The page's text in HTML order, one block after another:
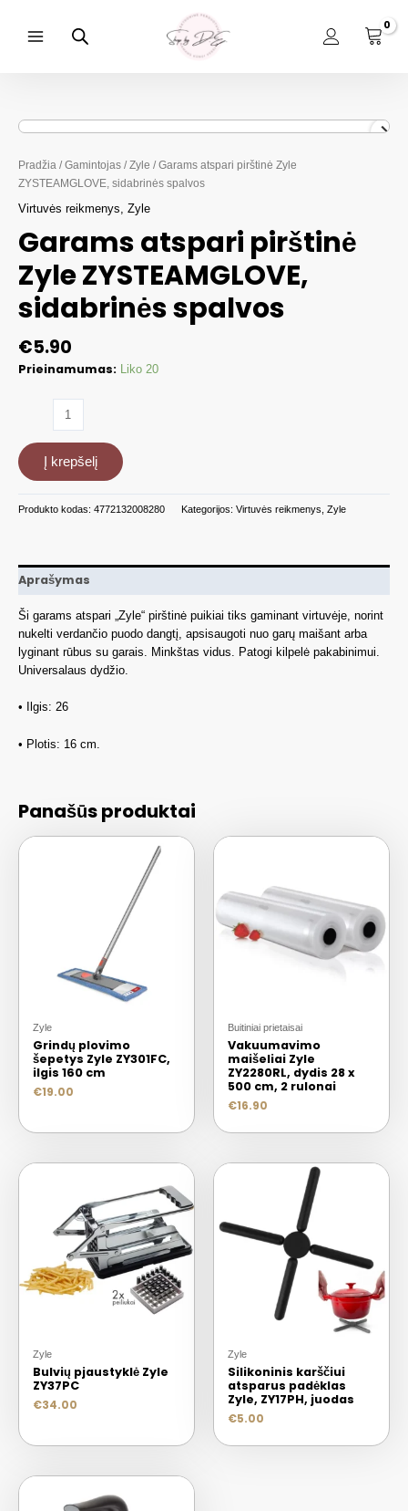
turinio
Pradžia /Gamintojas /Zyle / Garams atspari pirštinė Zyle
ZYSTEAMGLOVE, sidabrinės spalvos
Virtuvės reikmenys, Zyle
Garams atspari pirštinė
Zyle ZYSTEAMGLOVE,
sidabrinės spalvos
€5.90
Prieinamumas: Liko 20
Garams
atspari
pirštinė
ZYSTEAMGLOVE,
Į krepšelį
Produkto kodas: 4772132008280 Kategorijos: Virtuvės reikmenys Zyle
Aprašymas
Ši garams atspari „Zyle“ pirštinė puikiai tiks gaminant virtuvėje, norint
nukelti verdančio puodo dangtį, apsisaugoti nuo garų maišant arba
lyginant rūbus su garais. Minkštas vidus. Patogi kilpelė pakabinimui.
Universalaus dydžio.
• Ilgis: 26
• Plotis: 16 cm.
Panašūs produktai
Zyle
Grindų plovimo
šepetys Zyle ZY301FC,
ilgis 160 cm
€19.00
Buitiniai prietaisai
Vakuumavimo
maišeliai Zyle
ZY2280RL, dydis 28 x
500 cm, 2 rulonai
€16.90
Zyle
Bulvių pjaustyklė Zyle
ZY37PC
€34.00
Zyle
Silikoninis karščiui
atsparus padėklas
Zyle, ZY17PH, juodas
€5.00